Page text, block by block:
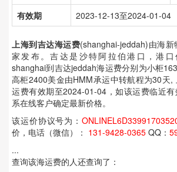
有效期
2023-12-13至2024-01-04
上海到吉达海运费(shanghai-jeddah)由海
家发布。吉达是沙特阿拉伯港口，港口
shanghai到吉达jeddah海运费分别为小柜
高柜2400美金由HMM承运中转航程为30天,
运费有效期至2024-01-04，如该运费临近
系在线客户确定最新价格。
该运价协议号为：
价，电话（微信）： 131-9428-0365 QQ：
...
查询该海运费的人还查询了：